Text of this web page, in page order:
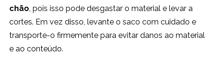
chão, pois isso pode desgastar o material e levar a
cortes. Em vez disso, levante o saco com cuidado e
transporte-o firmemente para evitar danos ao material
e ao conteúdo.